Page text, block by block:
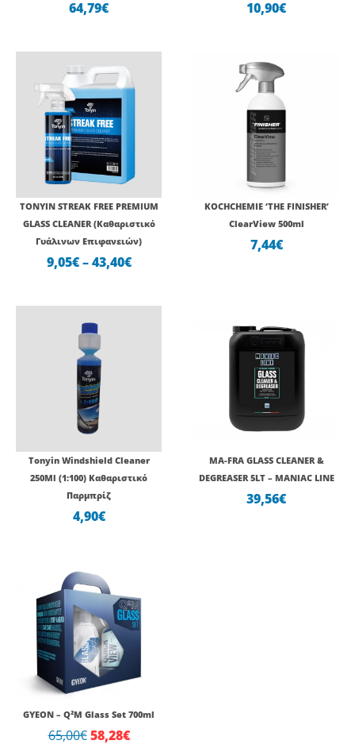
64,79€ 10,90€
TONYIN STREAK FREE PREMIUM
GLASS CLEANER (Καθαριστικό
Γυάλινων Επιφανειών)
9,05€–43,40€
range:
KOCHCHEMIE ‘THE FINISHER’
ClearView 500ml
7,44€
Tonyin Windshield Cleaner
250Ml (1:100) Καθαριστικό
Παρμπρίζ
4,90€
MA-FRA GLASS CLEANER &
DEGREASER 5LT – MANIAC LINE
39,56€
GYEON – Q²M Glass Set 700ml
65,00€
Original
price
was:
65,00€.
58,28€
τρέχουσα
τιμή
είναι: